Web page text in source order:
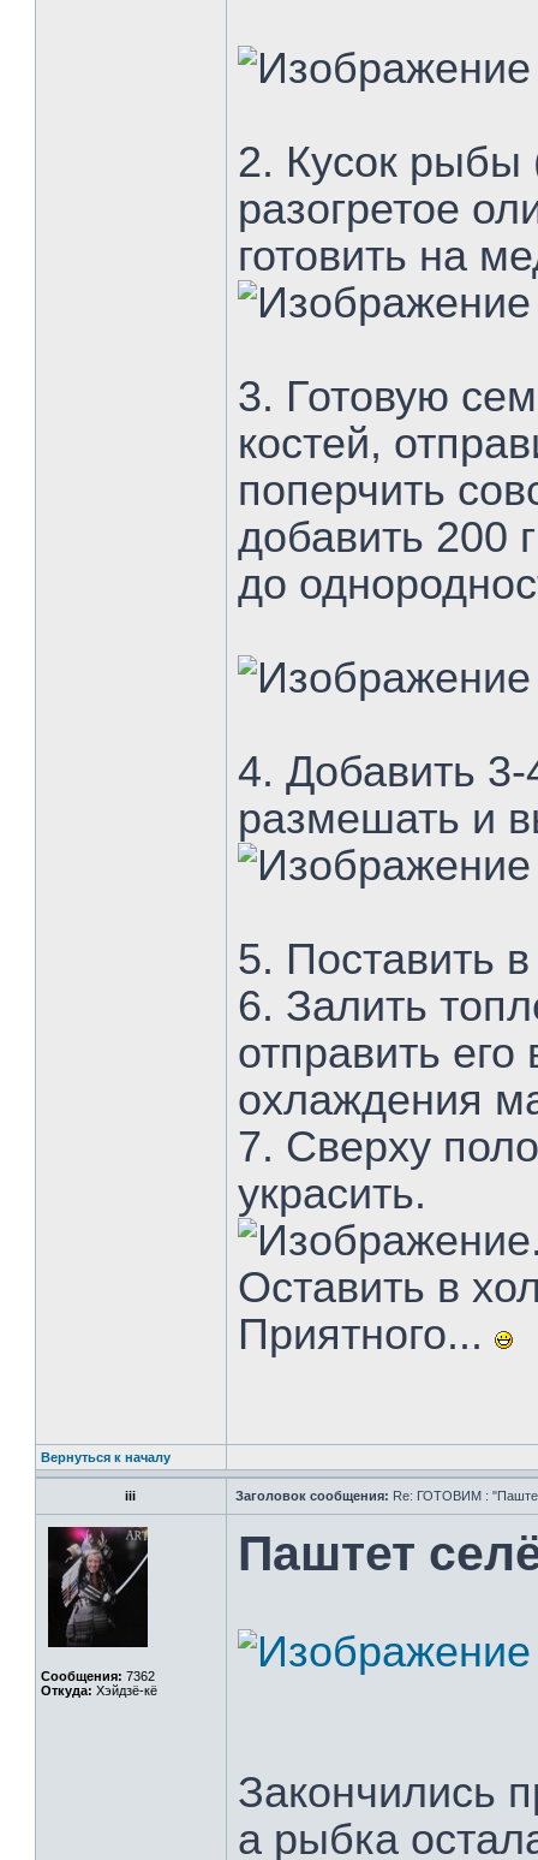
2. Кусок рыбы
разогретое
готовить на
3. Готовую
костей,
поперчить
добавить 200
до
4. Добавить 3-
размешать и
5. Поставить
6. Залить
отправить
охлаждения
7. Сверху
украсить.
Оставить в
Приятного...
Вернуться к началу
iii Заголовок сообщения: Re: ГОТОВИМ :
Сообщения: 7362
Откуда: Хэйдзё-кё
Паштет
Закончились
а рыбка